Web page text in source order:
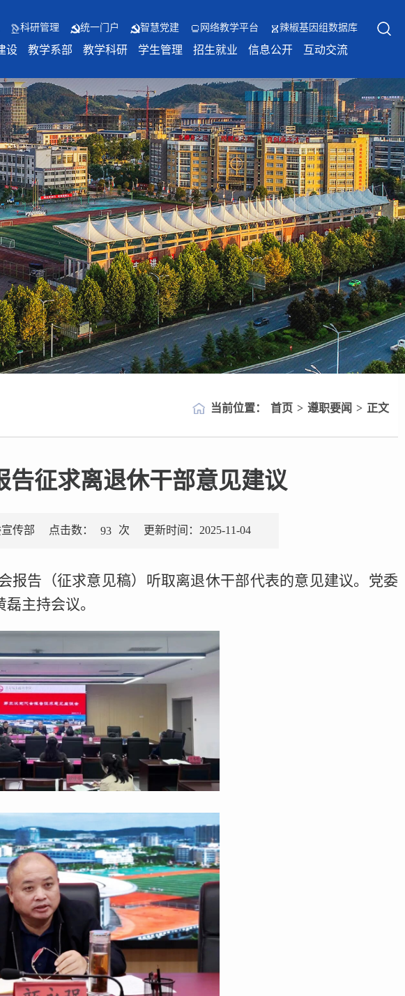
科研管理 统一门户 智慧党建 网络教学平台 辣椒基因组数据库
设 教学系部 教学科研 学生管理 招生就业 信息公开 互动交流
当前位置： 首页 > 遵职要闻 > 正文
告征求离退休干部意见建议
传部 点击数： 93 次 更新时间：2025-11-04
报告（征求意见稿）听取离退休干部代表的意见建议。党委
主持会议。